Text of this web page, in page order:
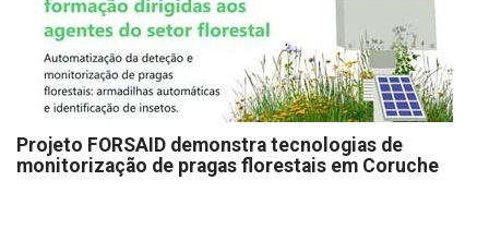
Projeto FORSAID demonstra tecnologias de
monitorização de pragas florestais em Coruche